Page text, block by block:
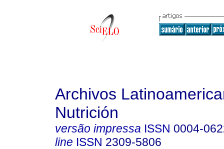
Archivos
Nutrición
versão impressa ISSN 0004-
line ISSN 2309-5806